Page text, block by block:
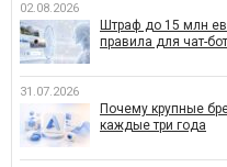
02.08.2026
Штраф до 15 млн
правила для чат-
31.07.2026
Почему крупные
каждые три года